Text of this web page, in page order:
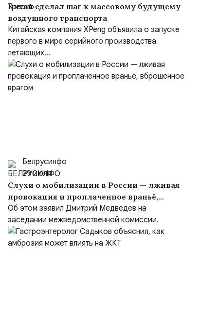
Китай сделал шаг к массовому будущему
воздушного транспорта
Китайская компания XPeng объявила о запуске
первого в мире серийного производства
летающих...
Белрусинфо
29 июля
Слухи о мобилизации в России — лживая
провокация и проплаченное враньё,
вброшенное врагом
Об этом заявил Дмитрий Медведев на
заседании межведомственной комиссии.